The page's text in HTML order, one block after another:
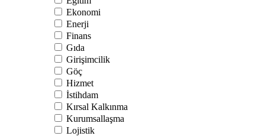
Ekonomi
Enerji
Finans
Gıda
Girişimcilik
Göç
Hizmet
İstihdam
Kırsal Kalkınma
Kurumsallaşma
Lojistik